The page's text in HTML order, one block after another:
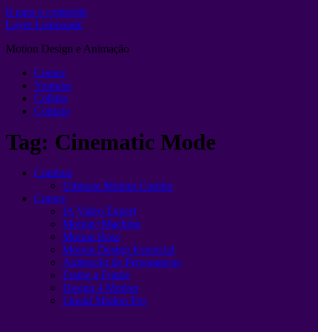
Ir para o conteúdo
Layer Lemonade
Motion Design e Animação
Cursos
Youtube
Collabs
Contato
Tag: Cinematic Mode
Combos
Ultimate Motion Combo
Cursos
IA Video Expert
Motion+Machine
Motion Boss
Motion Design Essencial
Animação de Personagens
Frame a Frame
Design 4 Motion
Liquid Motion Pro